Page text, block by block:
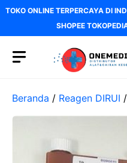
Langsung
isi
TOKO ONLINE TERPERCAYA DI
SHOPEE
Beranda / Reagen DIRUI